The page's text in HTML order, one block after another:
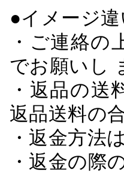
●イメージ
・ご連絡
でお願いし
・返品の
返品送料の
・返金方法
・返金の際